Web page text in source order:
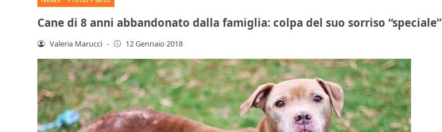
Cane di 8 anni abbandonato dalla famiglia: colpa del suo sorriso “speciale”
Valeria Marucci - 12 Gennaio 2018